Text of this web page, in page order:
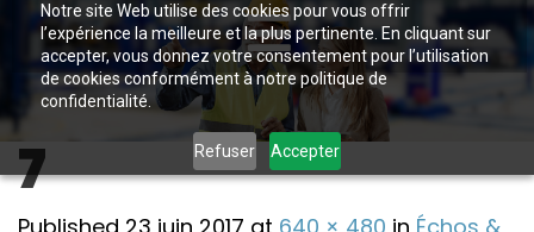
Notre site Web utilise des cookies pour vous offrir
l’expérience la meilleure et la plus pertinente. En cliquant sur
accepter, vous donnez votre consentement pour l’utilisation
de cookies conformément à notre politique de
confidentialité.
Refuser Accepter
7